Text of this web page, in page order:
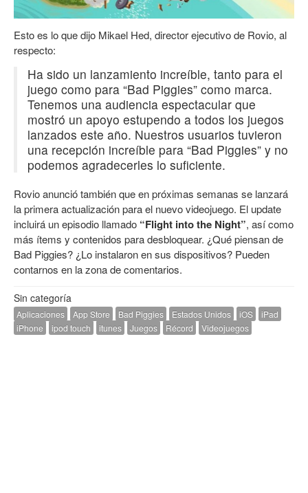
Esto es lo que dijo Mikael Hed, director ejecutivo de Rovio, al
respecto:
Ha sido un lanzamiento increíble, tanto para el
juego como para “Bad Piggies” como marca.
Tenemos una audiencia espectacular que
mostró un apoyo estupendo a todos los juegos
lanzados este año. Nuestros usuarios tuvieron
una recepción increíble para “Bad Piggies” y no
podemos agradecerles lo suficiente.
Rovio anunció también que en próximas semanas se lanzará
la primera actualización para el nuevo videojuego. El update
incluirá un episodio llamado “Flight into the Night”, así como
más ítems y contenidos para desbloquear. ¿Qué piensan de
Bad Piggies? ¿Lo instalaron en sus dispositivos? Pueden
contarnos en la zona de comentarios.
Sin categoría
Aplicaciones App Store Bad Piggies Estados Unidos iOS
iPad
iPhone
ipod touch itunes Juegos Récord Videojuegos